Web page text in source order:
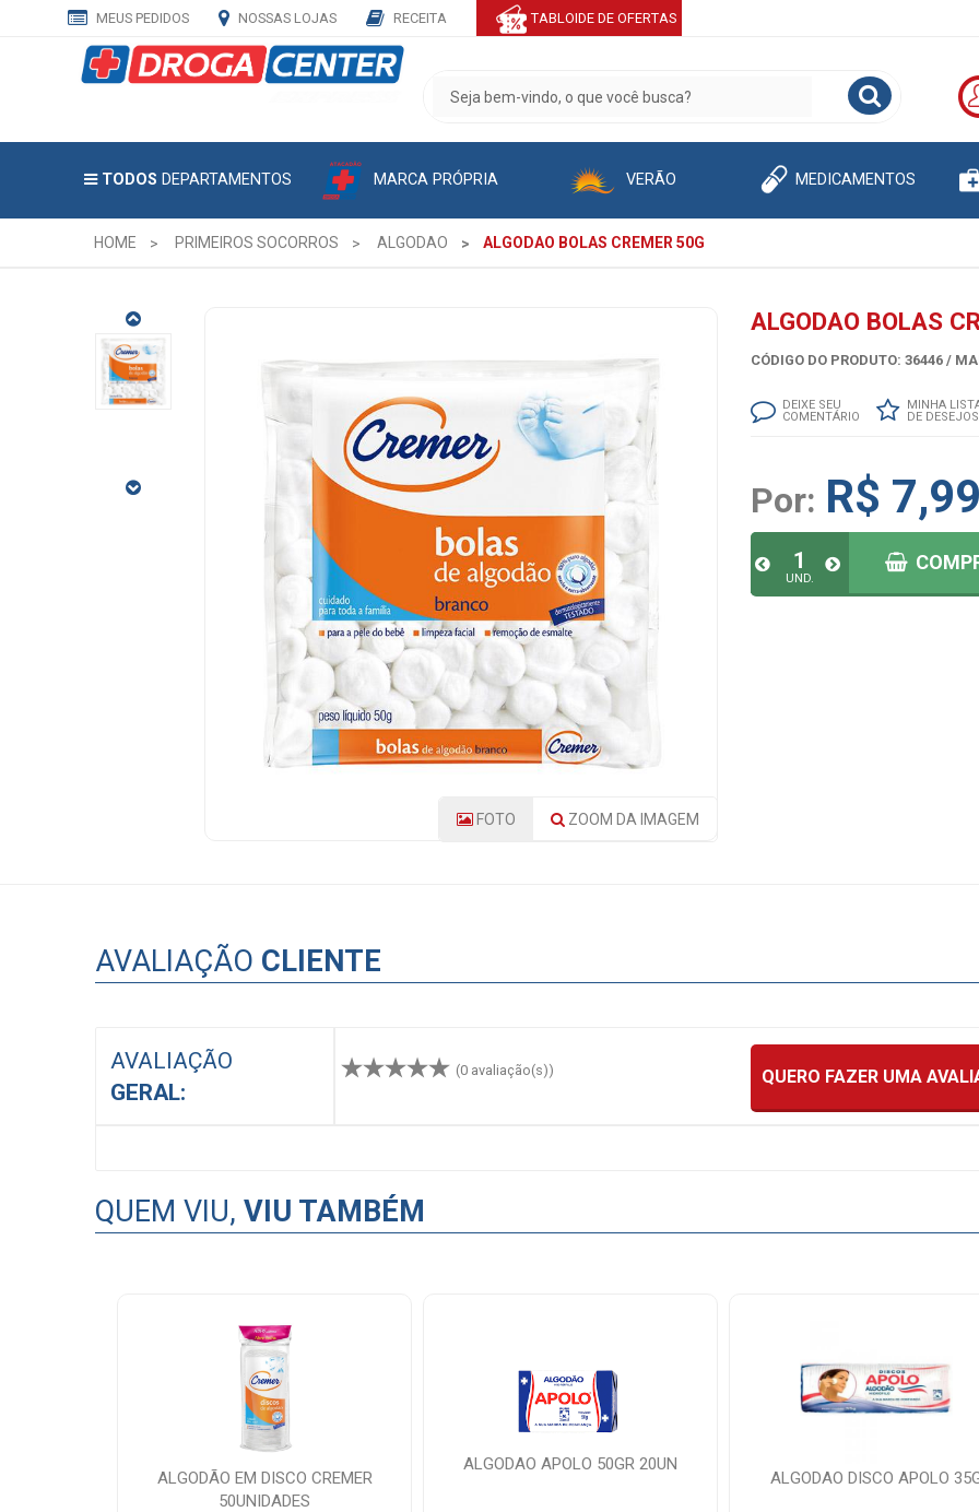
MEUS PEDIDOS NOSSAS LOJAS RECEITA TABLOIDE DE OFERTAS
TODOS DEPARTAMENTOS MARCA PRÓPRIA VERÃO MEDICAMENTOS
HOME PRIMEIROS SOCORROS ALGODAO ALGODAO BOLAS CREMER 50G
ALGODAO
BOLAS
CREMER
PRODUTO:
FOTO ZOOM DA IMAGEM
ALGODAO BOLAS
CÓDIGO DO PRODUTO: 36446 /
DEIXE SEU
COMENTÁRIO
MINHA
DE DESEJOS
Por: R$ 7,99
UND.
AVALIAÇÃO CLIENTE
AVALIAÇÃO
GERAL:
(0 avaliação(s)) QUERO FAZER UMA
QUEM VIU, VIU TAMBÉM
ALGODÃO EM DISCO CREMER
50UNIDADES
ALGODAO APOLO 50GR 20UN
ALGODAO DISCO APOLO
CADASTRE
MAIL
E